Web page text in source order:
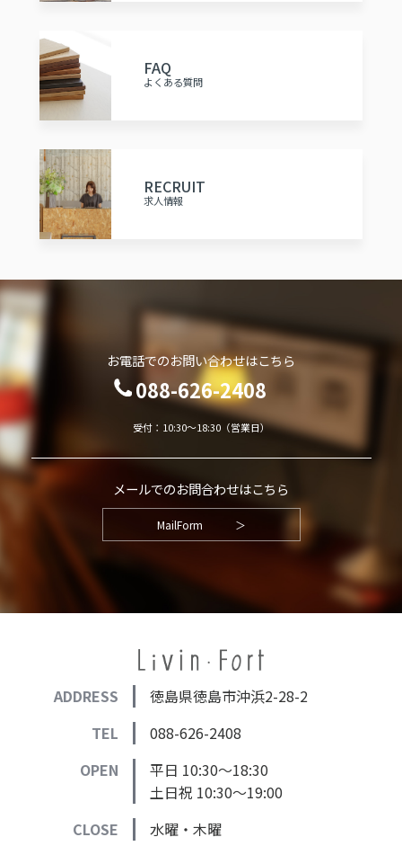
FAQ
よくある質問
RECRUIT
求人情報
お電話でのお問い合わせはこちら
088-626-2408
受付：10:30～18:30（営業日）
メールでのお問合わせはこちら
MailForm ＞
ADDRESS
徳島県徳島市沖浜2-28-2
TEL
088-626-2408
OPEN
平日 10:30～18:30
土日祝 10:30～19:00
CLOSE
水曜・木曜